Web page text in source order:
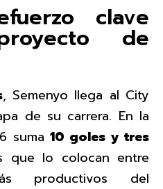
clave
de
, Semenyo llega al City
de su carrera. En la
suma 10 goles y tres
que lo colocan entre
productivos del